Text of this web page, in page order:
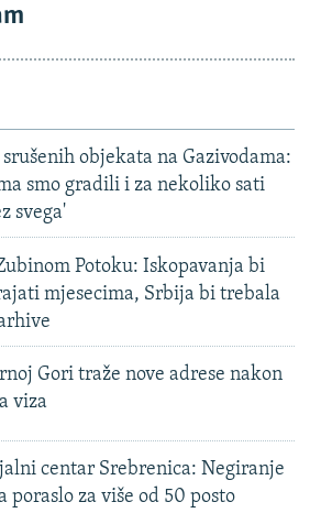
objekata na Gazivodama:
smo gradili i za nekoliko sati
svega'
Potoku: Iskopavanja bi
mjesecima, Srbija bi trebala
Gori traže nove adrese nakon
viza
centar Srebrenica: Negiranje
poraslo za više od 50 posto